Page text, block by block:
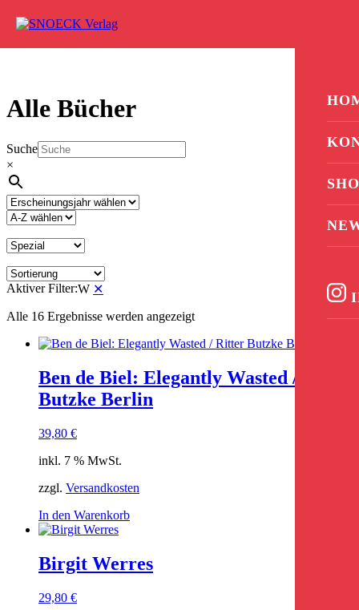
Alle Bücher
Suche
×
Aktiver Filter:W ✕
Alle 16 Ergebnisse werden angezeigt
Ben de Biel: Elegantly Wasted / Ritter
Butzke Berlin
39,80 €
inkl. 7 % MwSt.
zzgl. Versandkosten
In den Warenkorb
Birgit Werres
29,80 €